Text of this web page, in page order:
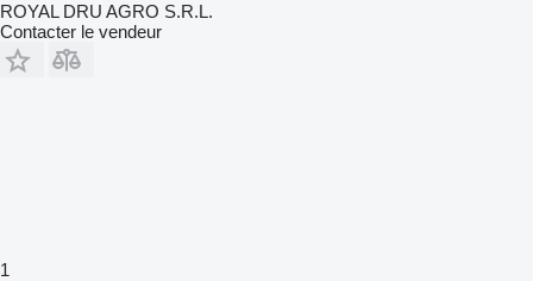
ROYAL DRU AGRO S.R.L.
Contacter le vendeur
1